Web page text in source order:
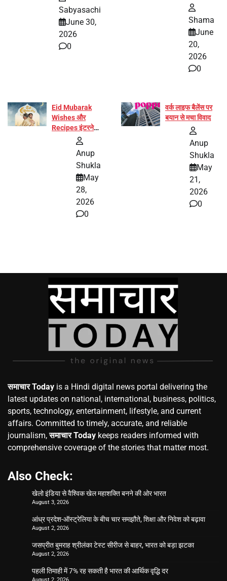
Sabyasachi
June 30,
2026
0
और प्रज्ञा जायसवाल
बनीं योग अभियान का
Shama
June
20,
2026
0
Eid Mubarak
Wishes और
Recipes इंटरनेट
पर हुईं वायरल
Anup
Shukla
May
28,
2026
0
वर्क लाइफ बैलेंस पर
बयान से मचा विवाद
Anup
Shukla
May
21,
2026
0
समाचार Today is a Hindi digital news portal delivering the
latest updates on national, international, business, politics,
sports, technology, entertainment, lifestyle, and current
affairs. Committed to timely, accurate, and reliable
journalism,समाचार Today keeps readers informed with
comprehensive coverage of the stories that matter most.
Also Check:
खेलो इंडिया से वैश्विक खेल महाशक्ति बनने की ओर भारत
August 3, 2026
आंध्र प्रदेश-ऑस्ट्रेलिया के बीच चार समझौते, शिक्षा और निवेश को बढ़ावा
August 2, 2026
जसप्रीत बुमराह श्रीलंका टेस्ट सीरीज से बाहर, भारत को बड़ा झटका
August 2, 2026
पहली तिमाही में 7% रह सकती है भारत की आर्थिक वृद्धि दर